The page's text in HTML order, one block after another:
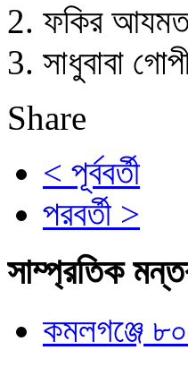
ফকির
সাধুবাবা
Share
< পূর্ববর্তী
পরবর্তী >
সাম্প্রতিক
কমলগঞ্জে